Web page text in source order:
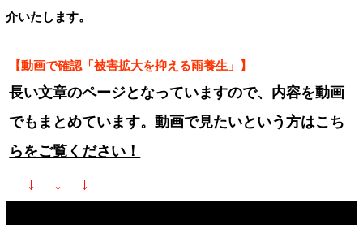
介いたします。
【動画で確認「被害拡大を抑える雨養生」】
長い文章のページとなっていますので、内容を動画
でもまとめています。動画で見たいという方はこち
らをご覧ください！
↓ ↓ ↓